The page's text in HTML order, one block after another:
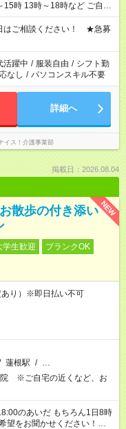
15時 13時～18時など ご自身
談ください！ ★家庭の都合
も遠慮なくご相談くださ
はご相談ください！ ★急募
活躍中 / 服装自由 / シフト勤
なし / パソコンスキル不要
詳細へ
イス！介護事業部
掲載日：2026.08.04
NEW
散歩の付き添い
学生歓迎
ブランクOK
り）※即日払い不可
蓮根駅 / …
院 ※ご自宅の近くなど、お
のあいだ もちろん1日8時
望をお聞かせください！★家